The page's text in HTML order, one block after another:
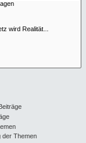
der Themen